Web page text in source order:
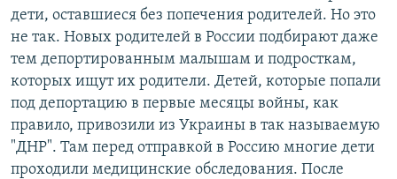
дети, оставшиеся без попечения родителей. Но это
не так. Новых родителей в России подбирают даже
тем депортированным малышам и подросткам,
которых ищут их родители. Детей, которые попали
под депортацию в первые месяцы войны, как
правило, привозили из Украины в так называемую
"ДНР". Там перед отправкой в Россию многие дети
проходили медицинские обследования. После